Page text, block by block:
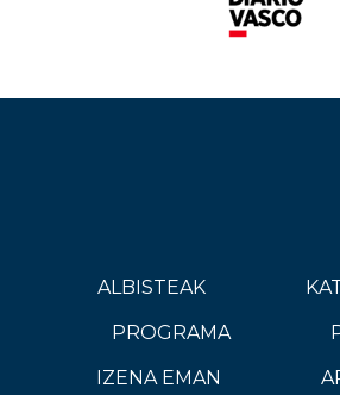
ALBISTEAK
PROGRAMA
IZENA EMAN